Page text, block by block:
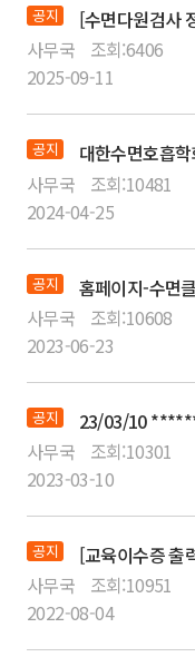
공지
사무국
조회:6406
2025-09-11
공지
사무국
조회:10481
2024-04-25
공지
홈페이지-수면
사무국
조회:10608
2023-06-23
공지
사무국
조회:10301
2023-03-10
공지
[교육이수증 출
사무국
조회:10951
2022-08-04